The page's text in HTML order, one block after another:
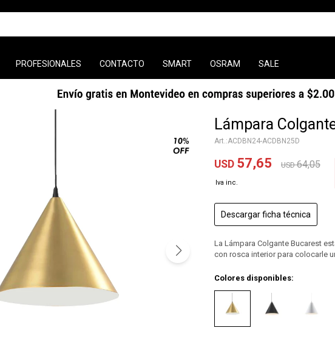
PROFESIONALES CONTACTO SMART OSRAM SALE
Lámpara
ACDBN24-ACDBN25D
USD 57,65 USD 64,05
Descargar ficha técnica
La Lámpara Colgante Bucarest
con rosca interior para colocarle
Colores disponibles: